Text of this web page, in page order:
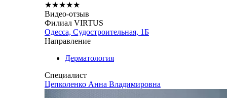
★★★★★
Видео-отзыв
Филиал VIRTUS
Одесса, Судостроительная, 1Б
Направление
Дерматология
Специалист
Цепколенко Анна Владимировна